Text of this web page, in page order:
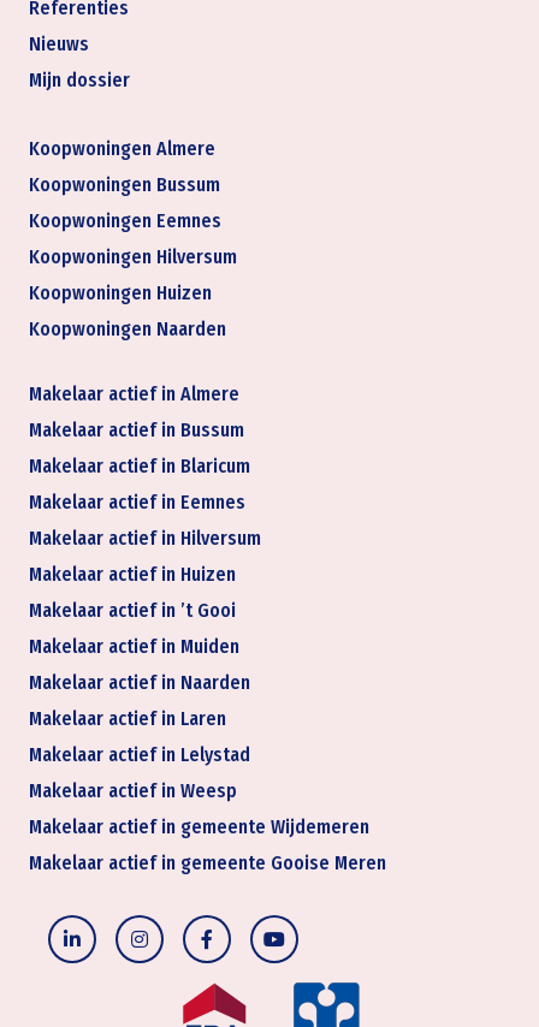
Referenties
Nieuws
Mijn dossier
Koopwoningen Almere
Koopwoningen Bussum
Koopwoningen Eemnes
Koopwoningen Hilversum
Koopwoningen Huizen
Koopwoningen Naarden
Makelaar actief in Almere
Makelaar actief in Bussum
Makelaar actief in Blaricum
Makelaar actief in Eemnes
Makelaar actief in Hilversum
Makelaar actief in Huizen
Makelaar actief in ’t Gooi
Makelaar actief in Muiden
Makelaar actief in Naarden
Makelaar actief in Laren
Makelaar actief in Lelystad
Makelaar actief in Weesp
Makelaar actief in gemeente Wijdemeren
Makelaar actief in gemeente Gooise Meren